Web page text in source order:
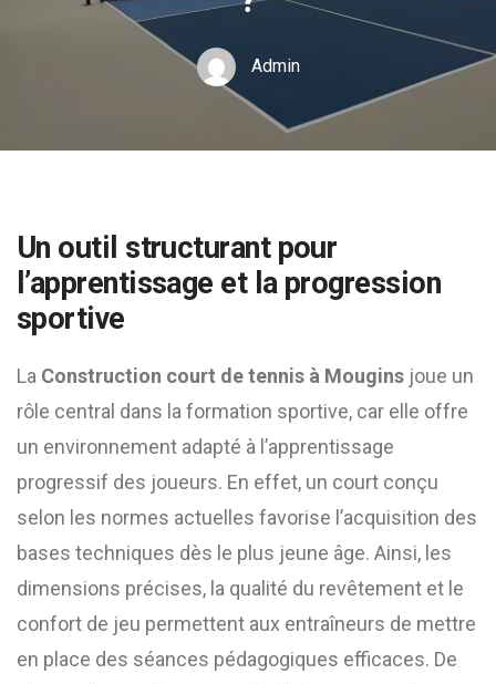
Admin
Un outil structurant pour
l’apprentissage et la progression
sportive
La Construction court de tennis à Mougins joue un
rôle central dans la formation sportive, car elle offre
un environnement adapté à l’apprentissage
progressif des joueurs. En effet, un court conçu
selon les normes actuelles favorise l’acquisition des
bases techniques dès le plus jeune âge. Ainsi, les
dimensions précises, la qualité du revêtement et le
confort de jeu permettent aux entraîneurs de mettre
en place des séances pédagogiques efficaces. De